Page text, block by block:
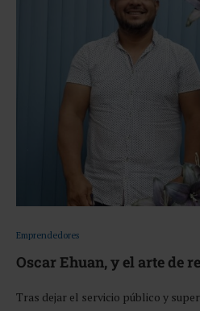
Emprendedores
Oscar Ehuan, y el arte de
Tras dejar el servicio público y